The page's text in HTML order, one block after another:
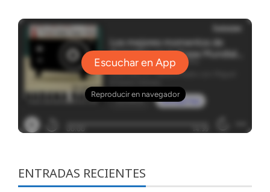
ENTRADAS RECIENTES